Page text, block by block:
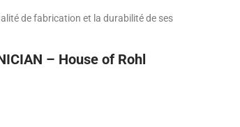
de fabrication et la durabilité de ses
– House of Rohl